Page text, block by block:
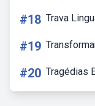
#18 Trava
#19
#20 Tragédias